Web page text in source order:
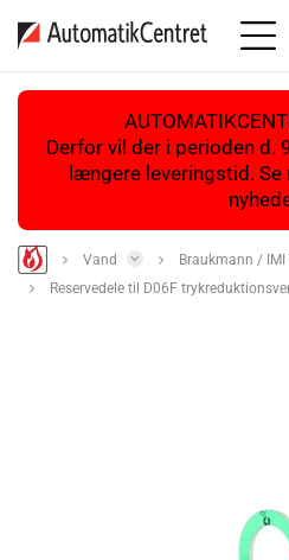
Derfor vil der i perioden d.
længere leveringstid.
Vand
Braukmann /
Reservedele til D06F